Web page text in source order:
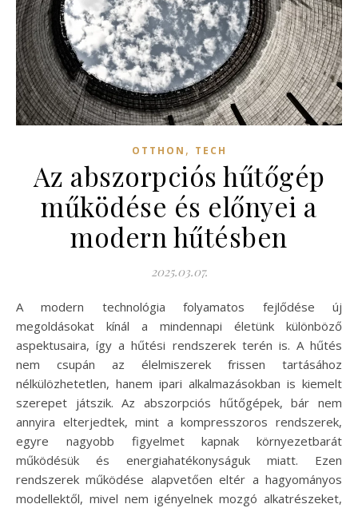
OTTHON , TECH
Az abszorpciós hűtőgép
működése és előnyei a
modern hűtésben
2025.03.07.
A modern technológia folyamatos fejlődése új
megoldásokat kínál a mindennapi életünk különböző
aspektusaira, így a hűtési rendszerek terén is. A hűtés
nem csupán az élelmiszerek frissen tartásához
nélkülözhetetlen, hanem ipari alkalmazásokban is kiemelt
szerepet játszik. Az abszorpciós hűtőgépek, bár nem
annyira elterjedtek, mint a kompresszoros rendszerek,
egyre nagyobb figyelmet kapnak környezetbarát
működésük és energiahatékonyságuk miatt. Ezen
rendszerek működése alapvetően eltér a hagyományos
modellektől, mivel nem igényelnek mozgó alkatrészeket,